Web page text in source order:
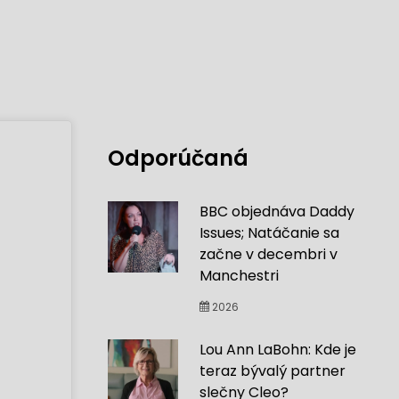
Odporúčaná
BBC objednáva Daddy
Issues; Natáčanie sa
začne v decembri v
Manchestri
2026
Lou Ann LaBohn: Kde je
teraz bývalý partner
slečny Cleo?